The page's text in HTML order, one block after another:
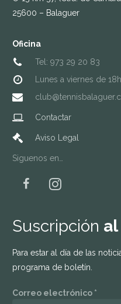
25600 – Balaguer
Oficina
Tel: 973 29 20 83
Lunes a viernes de
Contactar
Aviso Legal
Siguenos en…
Suscripción
Para estar al día de las
programa de boletín.
Correo electrónico *